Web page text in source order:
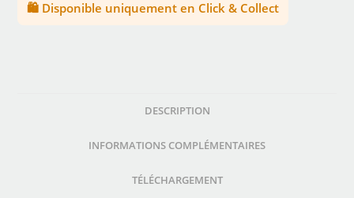
🛍️ Disponible uniquement en Click & Collect
DESCRIPTION
INFORMATIONS COMPLÉMENTAIRES
TÉLÉCHARGEMENT